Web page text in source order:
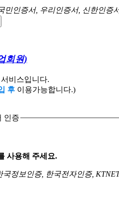
민인증서, 우리인증서, 신한인증
회원)
비스입니다.
후 이용가능합니다.)
인증
사용해 주세요.
국정보인증, 한국전자인증,